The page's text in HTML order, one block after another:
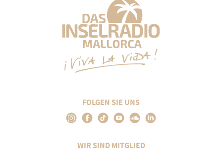
FOLGEN SIE UNS
WIR SIND MITGLIED